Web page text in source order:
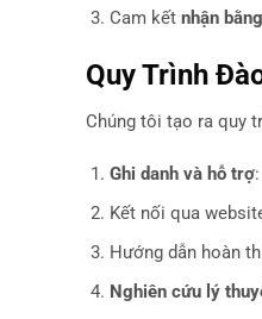
Cam kết nhận
Quy Trình
Chúng tôi tạo ra quy
Ghi danh và hỗ trợ:
Kết nối qua
Hướng dẫn hoàn
Nghiên cứu lý